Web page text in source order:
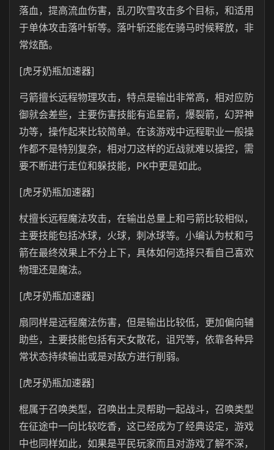
落血，提高流血伤害，乱刃吹雪攻击多个目标，和适用
于单体攻击落叶斩等。落叶斩还能在骑马时候释放，非
常炫酷。
[虎牙奶瓶加速器]
弓箭擅长远程物理攻击，特点是输出非常高，相对应防
御就会差些，主要伤害技能有追星箭，爆裂箭，幻羿神
功等，操作起来比较简单。在该游戏中远程职业一般操
作都不是特别复杂，相对刀这样的近战就难以操控，需
要不断进行走位和躲技能，PK中更是如此。
[虎牙奶瓶加速器]
杖擅长远程魔法攻击，在输出总量上和弓箭比较相似，
主要技能包括冰球，火球，刺冰球等。小编认为杖和弓
箭在最终效果上不分上下，具体如何选择只看自己喜欢
物理还是魔法。
[虎牙奶瓶加速器]
扇同样是远程魔法伤害，但是输出比较低，更加偏向辅
助些，主要技能包括有天女散花，诅咒等，依靠各种异
常状态持续输出或是对敌方进行削弱。
[虎牙奶瓶加速器]
棍属于召唤类型，召唤出土灵帮助一起战斗，召唤类型
在征途中一向比较吃香，这已经成为了经典设定，游戏
中也同样如此，如果是平民玩家而且对游戏了解不深，